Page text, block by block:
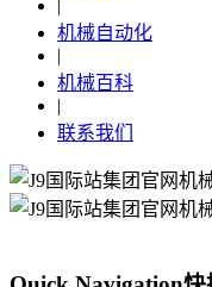
|
机械自动化
|
机械百科
|
联系我们